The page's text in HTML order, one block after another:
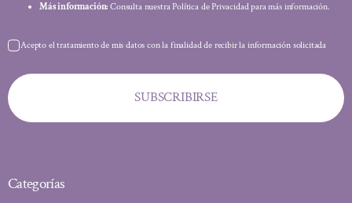
Más información: Consulta nuestra Política de Privacidad para más información.
Acepto el tratamiento de mis datos con la finalidad de recibir la información solicitada
SUBSCRIBIRSE
Categorías